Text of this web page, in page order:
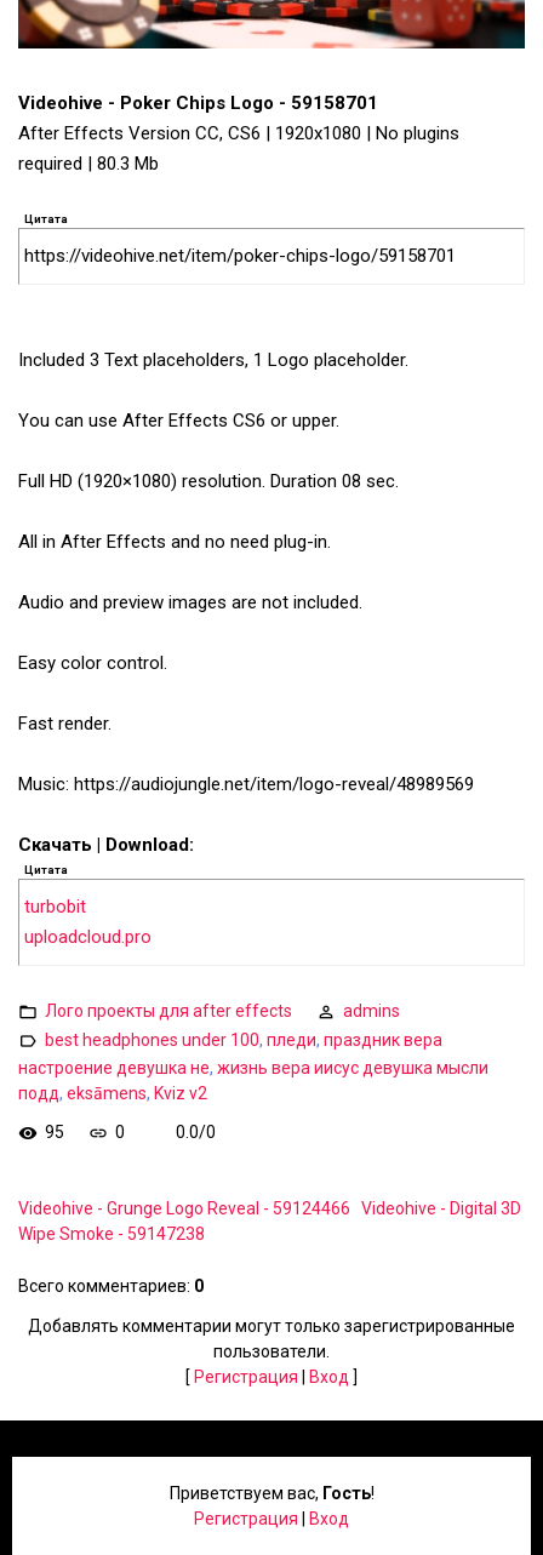
Videohive - Poker Chips Logo - 59158701
After Effects Version CC, CS6 | 1920x1080 | No plugins
required | 80.3 Mb
Цитата
https://videohive.net/item/poker-chips-logo/59158701
Included 3 Text placeholders, 1 Logo placeholder.
You can use After Effects CS6 or upper.
Full HD (1920×1080) resolution. Duration 08 sec.
All in After Effects and no need plug-in.
Audio and preview images are not included.
Easy color control.
Fast render.
Music: https://audiojungle.net/item/logo-reveal/48989569
Скачать | Download:
Цитата
turbobit
uploadcloud.pro
Лого проекты для after effects
admins
best headphones under 100, пледи, праздник вера
настроение девушка не, жизнь вера иисус девушка мысли
подд, eksāmens, Kviz v2
95
0 0.0/0
Videohive - Grunge Logo Reveal - 59124466
Videohive - Digital 3D
Wipe Smoke - 59147238
Всего комментариев: 0
Добавлять комментарии могут только зарегистрированные
пользователи.
[ Регистрация Вход ]
Приветствуем вас, Гость!
Регистрация
Вход